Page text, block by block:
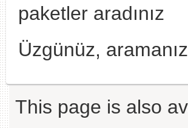
paketler aradınız
Üzgünüz,
This page is also